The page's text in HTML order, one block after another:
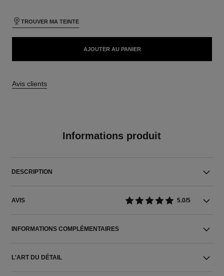
TROUVER MA TEINTE
AJOUTER AU PANIER
Avis clients
Informations produit
DESCRIPTION
AVIS 5.0/5
INFORMATIONS COMPLÉMENTAIRES
L'ART DU DÉTAIL